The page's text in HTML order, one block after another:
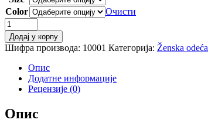
Color
Очисти
SHEIN
Surplice
Neck
Gathered
Sleeve
Dress
Burgundy
Women
Wrap
Sweetheart
Додај у корпу
Шифра производа: 10001 Категорија: Ženska odeća
Опис
Додатне информације
Рецензије (0)
Опис